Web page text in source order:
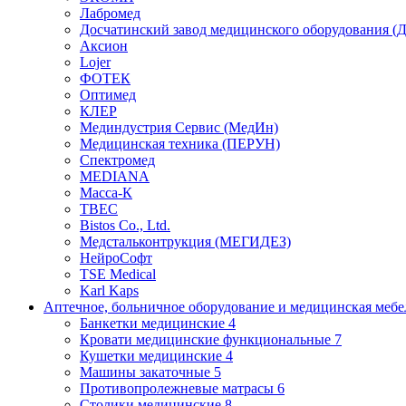
Лабромед
Досчатинский завод медицинского оборудования
Аксион
Lojer
ФОТЕК
Оптимед
КЛЕР
Мединдустрия Сервис (МедИн)
Медицинская техника (ПЕРУН)
Спектромед
MEDIANA
Масса-К
ТВЕС
Bistos Co., Ltd.
Медстальконтрукция (МЕГИДЕЗ)
НейроСофт
TSE Medical
Karl Kaps
Аптечное, больничное оборудование и медицинская
Банкетки медицинские 4
Кровати медицинские функциональные 7
Кушетки медицинские 4
Машины закаточные 5
Противопролежневые матрасы 6